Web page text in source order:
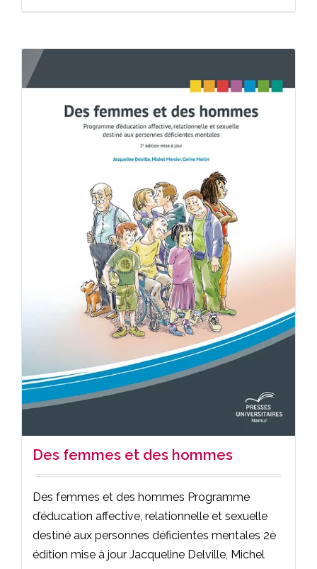
Des femmes et des hommes
Des femmes et des hommes Programme
d’éducation affective, relationnelle et sexuelle
destiné aux personnes déficientes mentales 2è
édition mise à jour Jacqueline Delville, Michel